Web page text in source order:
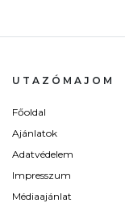
UTAZÓMAJOM
Főoldal
Ajánlatok
Adatvédelem
Impresszum
Médiaajánlat